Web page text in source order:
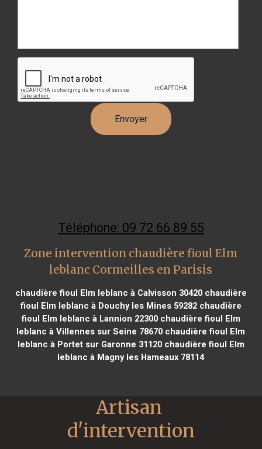
Téléphone: 09 72 66 89 55
Zone intervention chaudière fioul Elm
leblanc Cormeilles en Parisis
chaudière fioul Elm leblanc à Calvisson 30420chaudière
fioul Elm leblanc à Douchy les Mines 59282chaudière
fioul Elm leblanc à Lannion 22300chaudière fioul Elm
leblanc à Villennes sur Seine 78670 chaudière fioul Elm
leblanc à Portet sur Garonne 31120chaudière fioul Elm
leblanc à Magny les Hameaux 78114
Artisan
d'intervention